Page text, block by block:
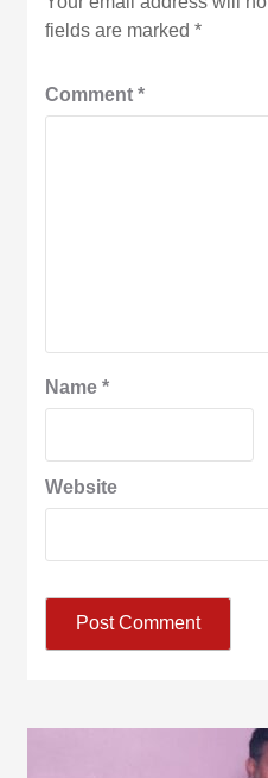
fields are marked*
Comment*
Name*
Website